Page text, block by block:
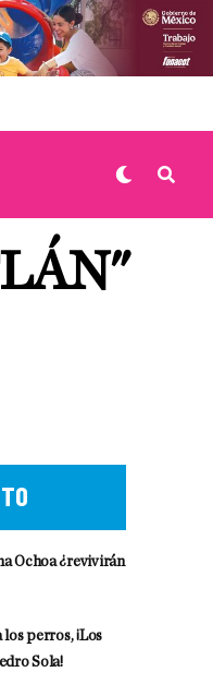
Ochoa ¿revivirán
perros, ¡Los
Sola!